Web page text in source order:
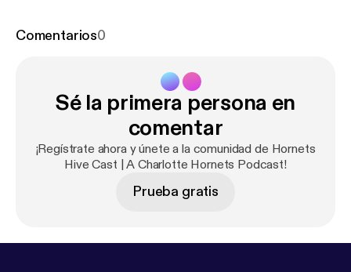
between covering other sports outside of the NBA
Comentarios0
Sé la primera persona en
comentar
¡Regístrate ahora y únete a la comunidad de Hornets
Hive Cast | A Charlotte Hornets Podcast!
Prueba gratis